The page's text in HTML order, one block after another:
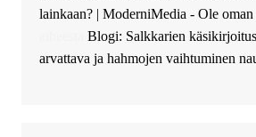
lainkaan? | ModerniMedia - Ole
Blogi: Salkkarien
arvattava ja hahmojen vaihtuminen